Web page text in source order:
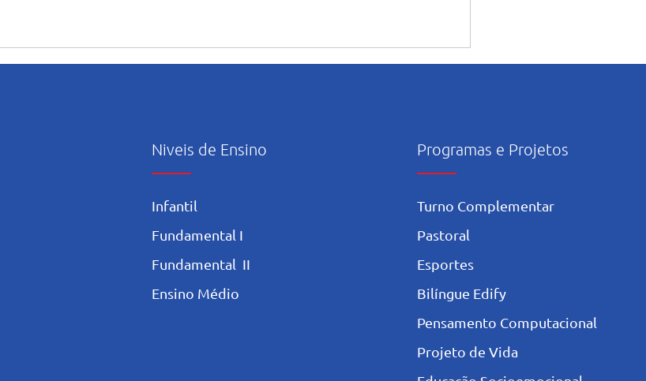
Niveis de Ensino
Infantil
Fundamental I
Fundamental II
Ensino Médio
Programas e Projetos
Turno Complementar
Pastoral
Esportes
Bilíngue Edify
Pensamento Computacional
Projeto de Vida